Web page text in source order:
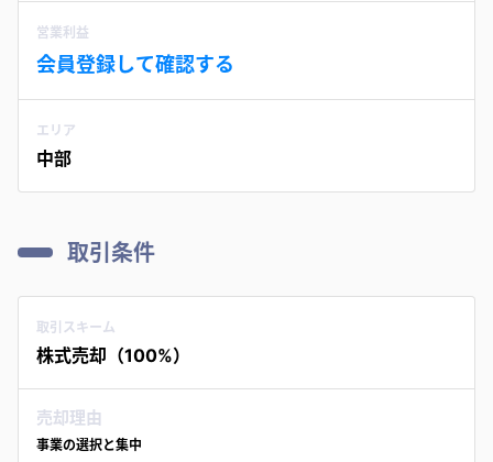
営業利益
会員登録して確認する
エリア
中部
取引条件
取引スキーム
株式売却（100%）
売却理由
事業の選択と集中